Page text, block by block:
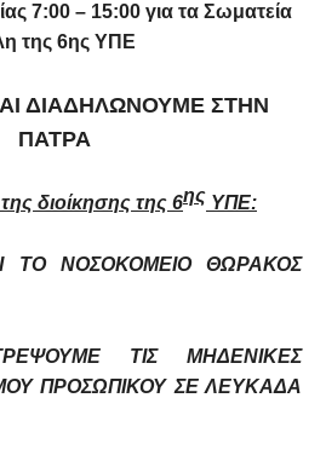
7:00 – 15:00 για τα Σωματεία
της 6ης ΥΠΕ
ΔΙΑΔΗΛΩΝΟΥΜΕ ΣΤΗΝ
ΠΑΤΡΑ
διοίκησης της 6ης ΥΠΕ:
ΤΟ ΝΟΣΟΚΟΜΕΙΟ ΘΩΡΑΚΟΣ
ΤΙΣ ΜΗΔΕΝΙΚΕΣ
ΠΡΟΣΩΠΙΚΟΥ ΣΕ ΛΕΥΚΑΔΑ